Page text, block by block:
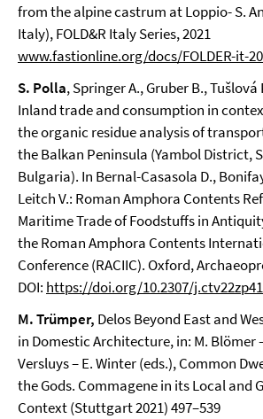
from the alpine castrum at Loppio- S.
Italy), FOLD&R Italy Series, 2021
www.fastionline.org/docs/FOLDER-it-
S. Polla, Springer A., Gruber B., Tušlová
Inland trade and consumption in
the organic residue analysis of
the Balkan Peninsula (Yambol District,
Bulgaria). In Bernal-Casasola D.,
Leitch V.: Roman Amphora Contents
Maritime Trade of Foodstuffs in
the Roman Amphora Contents
Conference (RACIIC). Oxford,
DOI: https://doi.org/10.2307/
M. Trümper, Delos Beyond East and
in Domestic Architecture, in: M. Blömer
Versluys – E. Winter (eds.), Common
the Gods. Commagene in its Local and
Context (Stuttgart 2021) 497–539